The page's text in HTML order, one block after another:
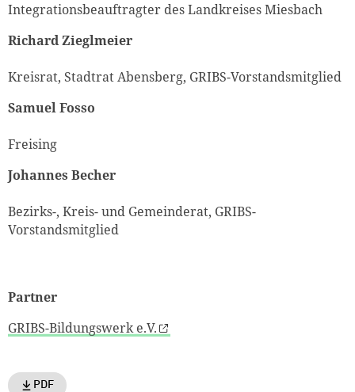
Integrationsbeauftragter des Landkreises Miesbach
Richard Zieglmeier
Kreisrat, Stadtrat Abensberg, GRIBS-Vorstandsmitglied
Samuel Fosso
Freising
Johannes Becher
Bezirks-, Kreis- und Gemeinderat, GRIBS-
Vorstandsmitglied
Partner
GRIBS-Bildungswerk e.V.
PDF